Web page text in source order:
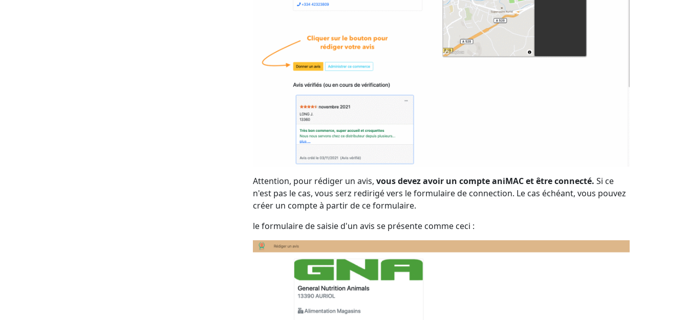
Attention, pour rédiger un avis, vous devez avoir un compte aniMAC et être connecté. Si ce
n'est pas le cas, vous serz redirigé vers le formulaire de connection. Le cas échéant, vous pouvez
créer un compte à partir de ce formulaire.
le formulaire de saisie d'un avis se présente comme ceci :